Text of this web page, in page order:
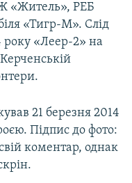
«Житель», РЕБ
«Тигр-М». Слід
року «Леер-2» на
21 березня 2014
Підпис до фото:
коментар, однак